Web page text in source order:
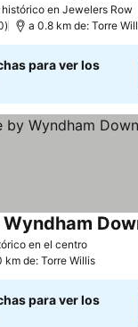
histórico en Jewelers Row
a 0.8 km de: Torre
para ver los
en el centro
km de: Torre Willis
para ver los